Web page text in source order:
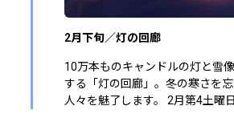
2月下旬／灯の回廊
10万本ものキャンドルの灯と雪
する「灯の回廊」。冬の寒さを
人々を魅了します。 2月第4土曜